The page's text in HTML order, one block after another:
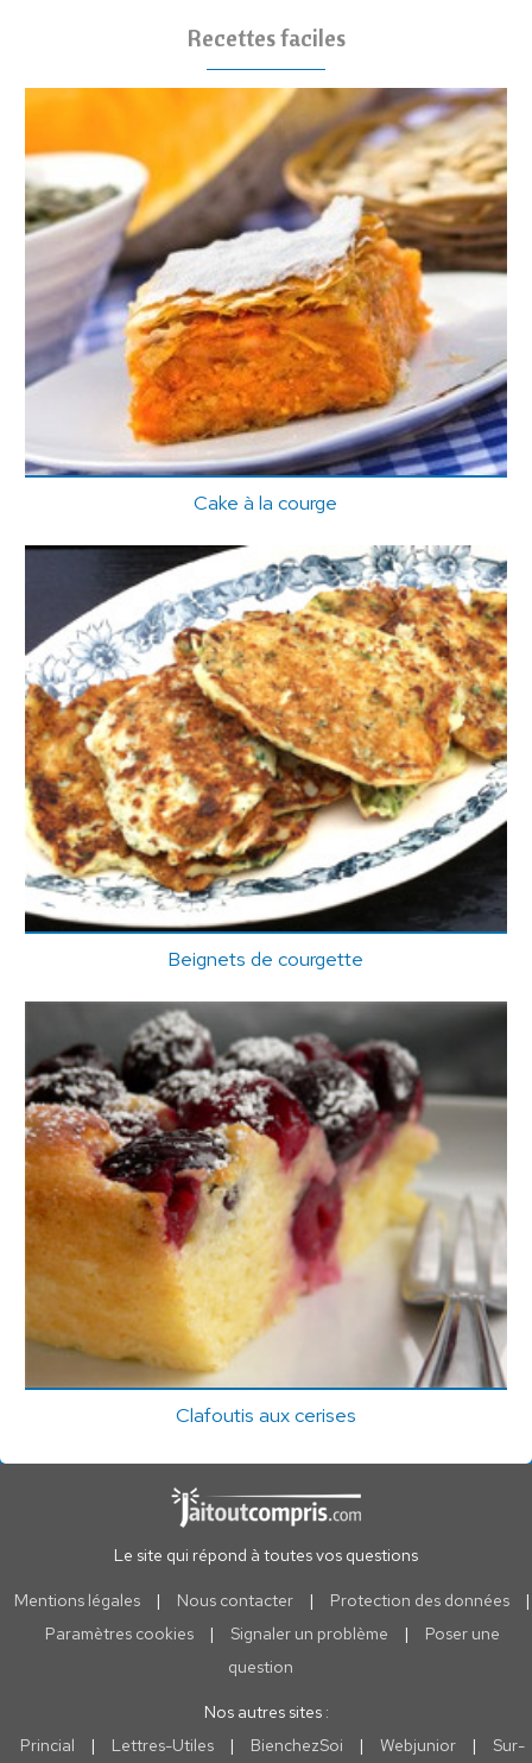
Recettes faciles
Cake à la courge
Beignets de courgette
Clafoutis aux cerises
Le site qui répond à toutes vos questions
Mentions légales | Nous contacter | Protection des données
|
Paramètres cookies
| Signaler un problème |
Poser une
question
Nos autres sites :
Princial
| Lettres-Utiles | BienchezSoi | Webjunior | Sur-